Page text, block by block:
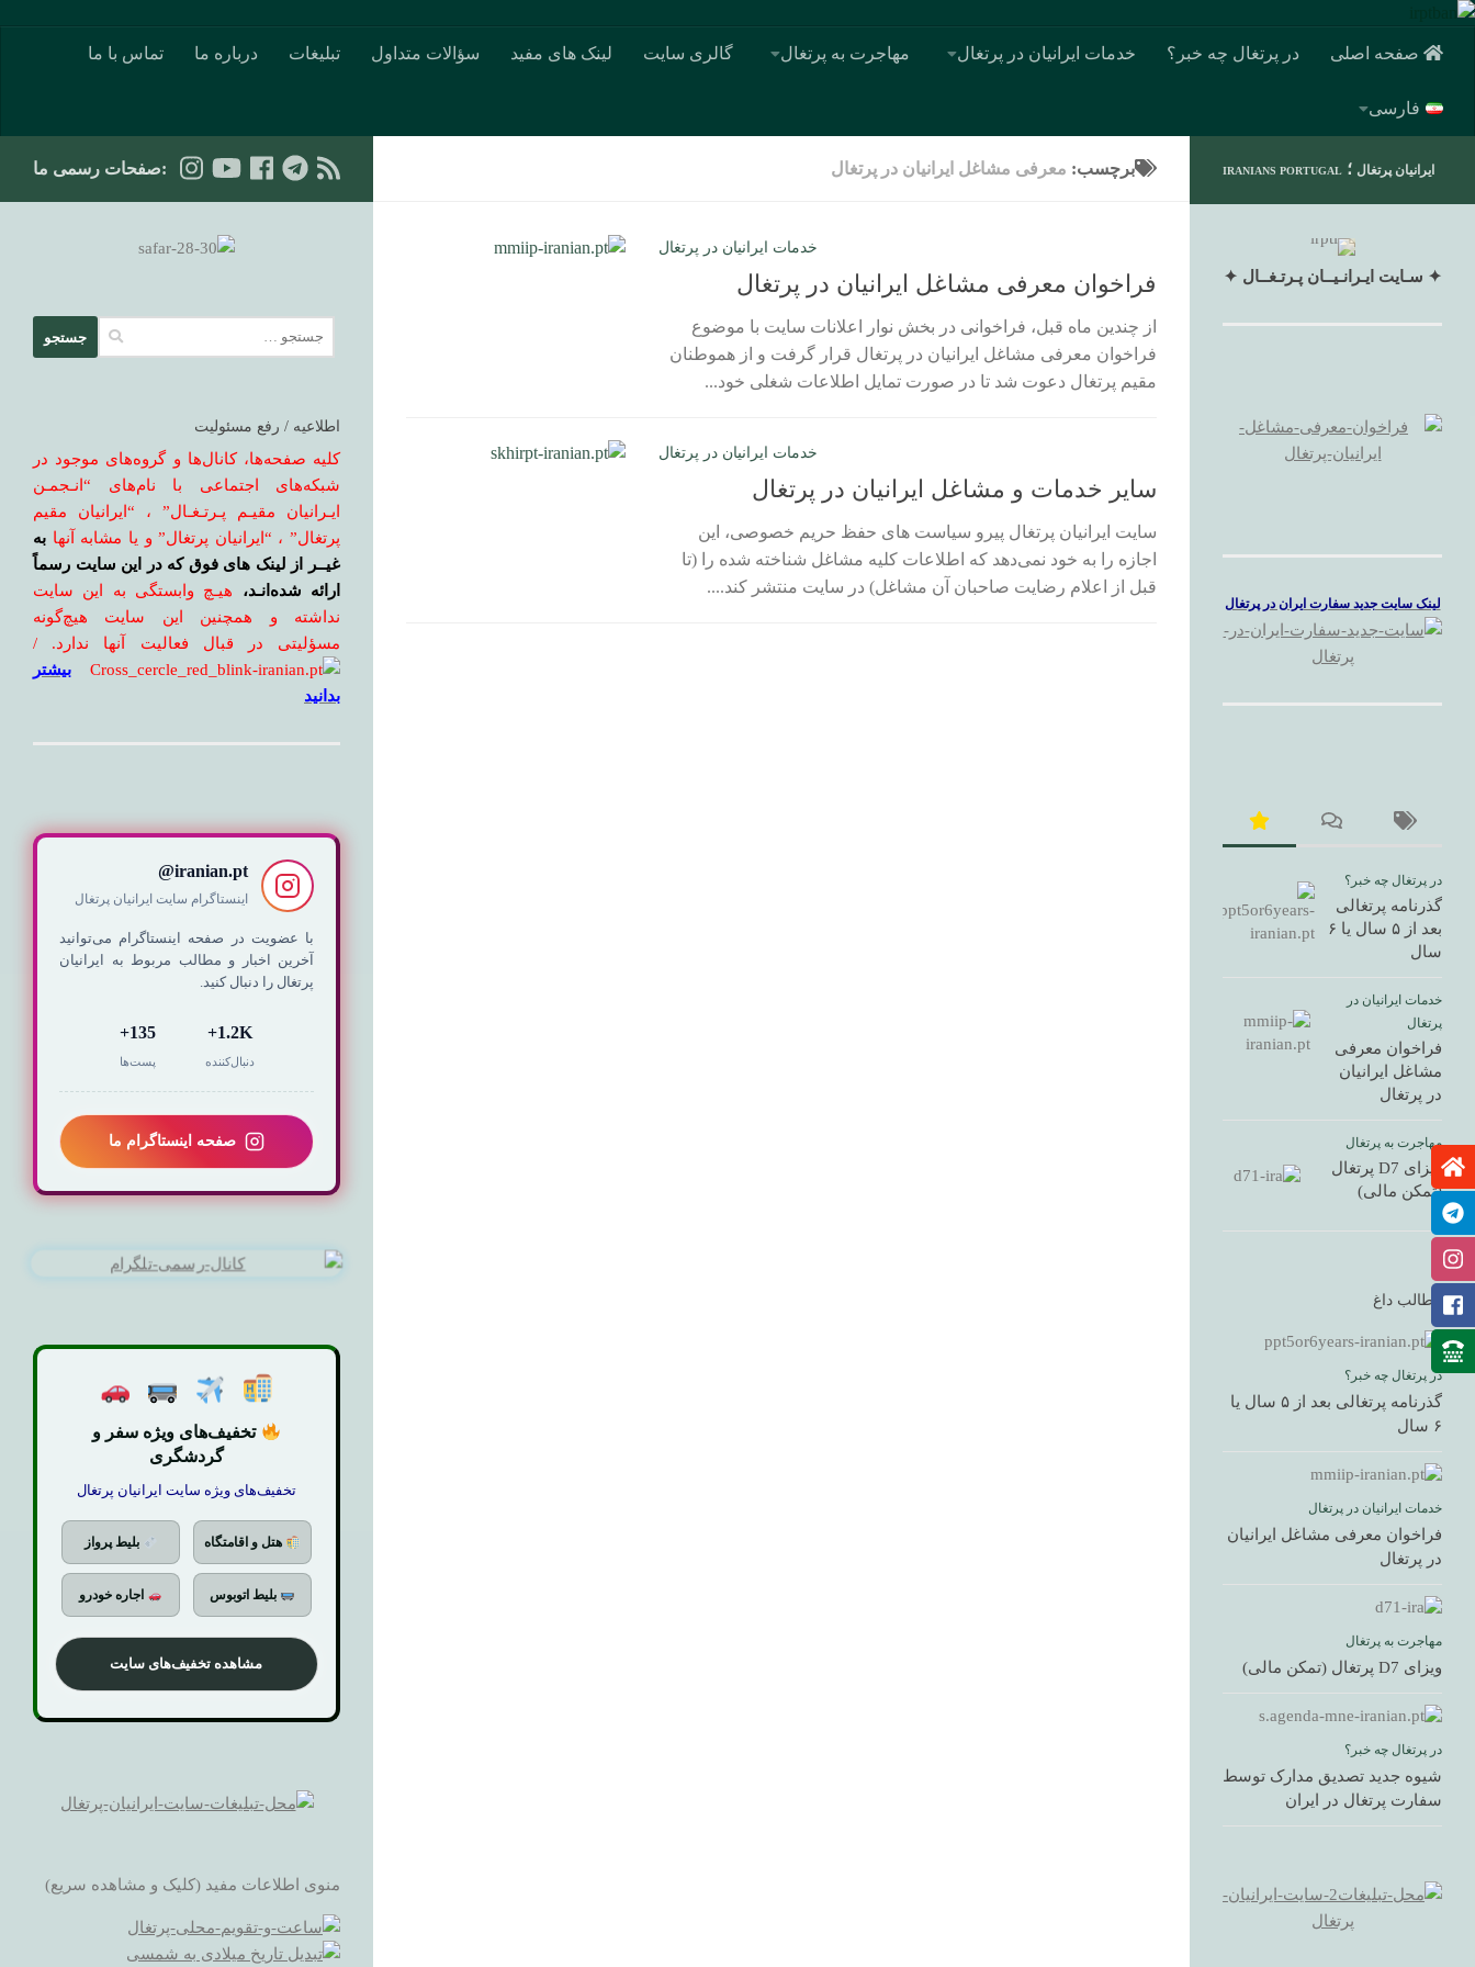
صفحه اصلی
در پرتغال چه خبر؟ خدمات ایرانیان در پرتغال مهاجرت به پرتغال گالری سایت لینک های مفید سؤالات متداول تبلیغات درباره ما تماس با ما
فارسی
برچسب: معرفی مشاغل ایرانیان در پرتغال
خدمات ایرانیان در پرتغال
فراخوان معرفی مشاغل ایرانیان در پرتغال
از چندین ماه قبل، فراخوانی در بخش نوار اعلانات سایت با موضوع
فراخوان معرفی مشاغل ایرانیان در پرتغال قرار گرفت و از هموطنان
مقیم پرتغال دعوت شد تا در صورت تمایل اطلاعات شغلی خود...
خدمات ایرانیان در پرتغال
سایر خدمات و مشاغل ایرانیان در پرتغال
سایت ایرانیان پرتغال پیرو سیاست های حفظ حریم خصوصی، این
اجازه را به خود نمی‌دهد که اطلاعات کلیه مشاغل شناخته شده را (تا
قبل از اعلام رضایت صاحبان آن مشاغل) در سایت منتشر کند....
:صفحات رسمی ما
برای:
اطلاعیه / رفع مسئولیت
کلیه صفحه‌ها، کانال‌ها و گروه‌های موجود در
شبکه‌های اجتماعی با نام‌های “انـجمـن
ایـرانیان مقیـم پـرتـغـال” ، “ایرانیان مقیم
پرتغال” ، “ایرانیان پرتغال” و یا مشابه آنها به
غیــر از لینک های فوق که در این سایت رسماً
ارائه شده‌انـد، هیـچ وابستگی به این سایت
نداشته و همچنین این سایت هیچ‌گونه
مسؤلیتی در قبال فعالیت آنها ندارد. /
بیشتر
بدانید
iranian.pt@
اینستاگرام سایت ایرانیان پرتغال
با عضویت در صفحه اینستاگرام می‌توانید
آخرین اخبار و مطالب مربوط به ایرانیان
پرتغال را دنبال کنید.
1.2K+
دنبال‌کننده
135+
پست‌ها
صفحه اینستاگرام ما
تخفیف‌های ویژه سفر و
گردشگری
تخفیف‌های ویژه سایت ایرانیان پرتغال
هتل و اقامتگاه بلیط پرواز
بلیط اتوبوس اجاره خودرو
مشاهده تخفیف‌های سایت
منوی اطلاعات مفید (کلیک و مشاهده سریع)
ایرانیان پرتغال ؛ IRANIANS PORTUGAL
✦ سـایت ایـرانـیــان پـرتـغــال ✦
لینک سایت جدید سفارت ایران در پرتغال
در پرتغال چه خبر؟
گذرنامه پرتغالی
بعد از ۵ سال یا ۶
سال
خدمات ایرانیان در
پرتغال
فراخوان معرفی
مشاغل ایرانیان
در پرتغال
مهاجرت به پرتغال
ویزای D7 پرتغال
(تمکن مالی)
مطالب داغ
در پرتغال چه خبر؟
گذرنامه پرتغالی بعد از ۵ سال یا
۶ سال
خدمات ایرانیان در پرتغال
فراخوان معرفی مشاغل ایرانیان
در پرتغال
مهاجرت به پرتغال
ویزای D7 پرتغال (تمکن مالی)
در پرتغال چه خبر؟
شیوه جدید تصدیق مدارک توسط
سفارت پرتغال در ایران